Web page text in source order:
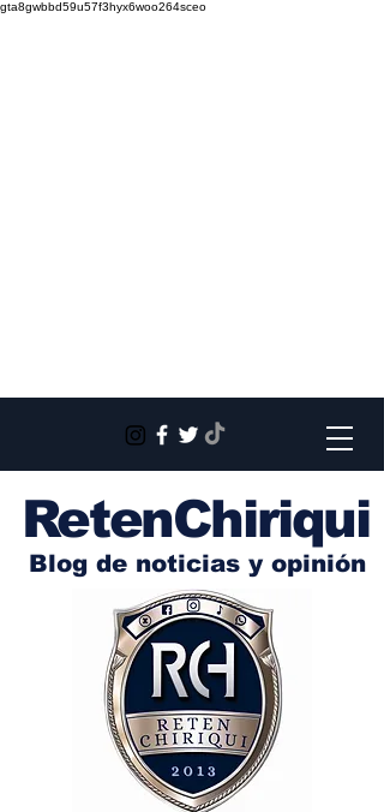
gta8gwbbd59u57f3hyx6woo264sceo
RetenChiriqui
Blog de noticias y opinión